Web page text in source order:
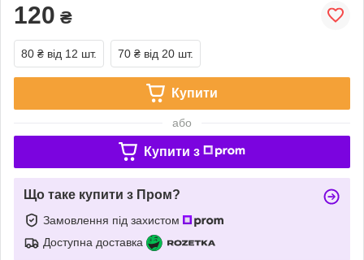
120 ₴
80 ₴ від 12 шт. 70 ₴ від 20 шт.
Купити
або
Купити з
Що таке купити з Пром?
Замовлення під захистом
Доступна доставка